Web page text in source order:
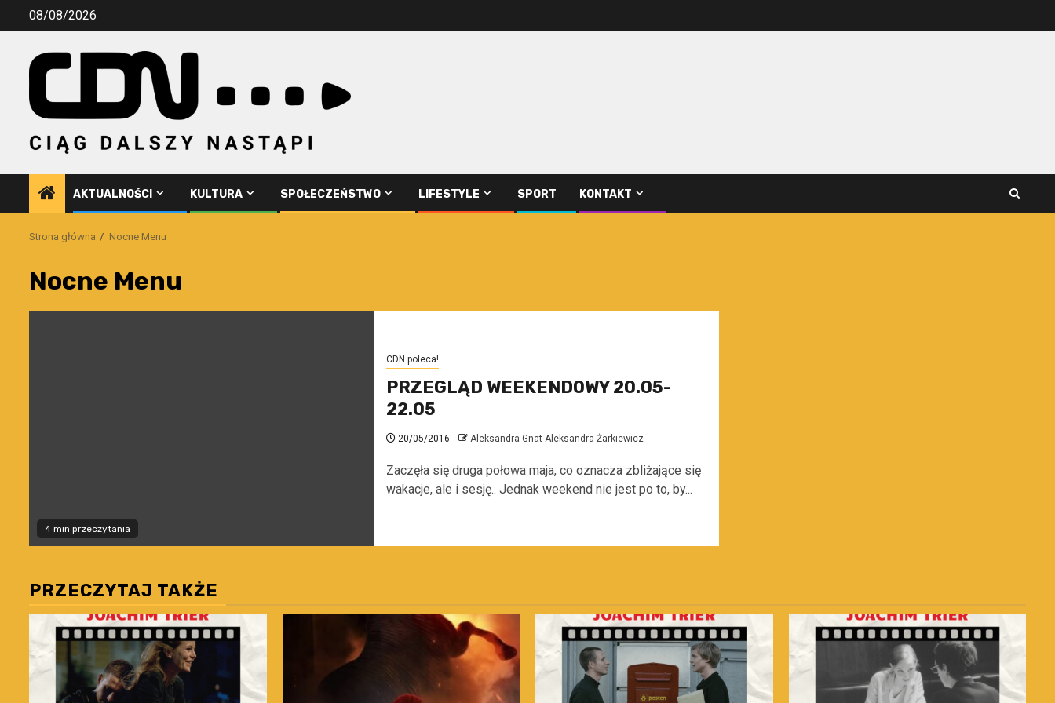
Przejdź08/08/2026
AKTUALNOŚCI KULTURA SPOŁECZEŃSTWO LIFESTYLE SPORT KONTAKT
Strona główna Nocne Menu
Nocne Menu
4 min przeczytania
CDN poleca!
PRZEGLĄD WEEKENDOWY 20.05-
22.05
20/05/2016 Aleksandra Gnat Aleksandra Żarkiewicz
Zaczęła się druga połowa maja, co oznacza zbliżające się
wakacje, ale i sesję.. Jednak weekend nie jest po to, by...
PRZECZYTAJ TAKŻE